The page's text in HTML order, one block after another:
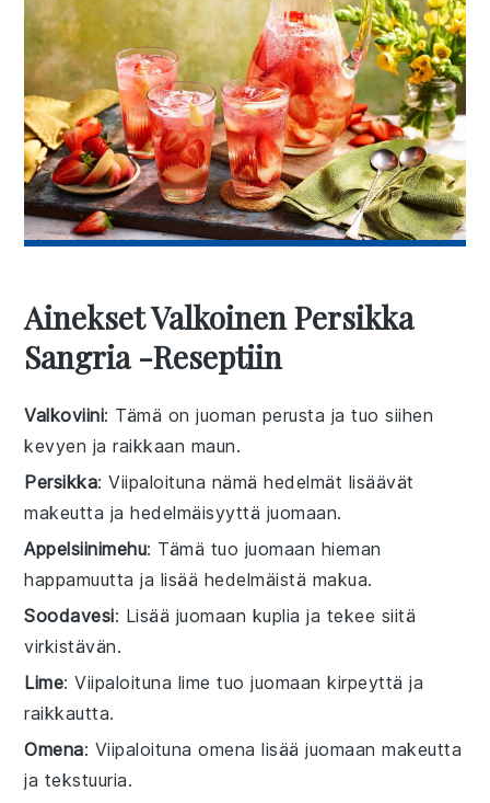
Ainekset Valkoinen Persikka
Sangria -reseptiin
Valkoviini: Tämä on juoman perusta ja tuo siihen
kevyen ja raikkaan maun.
Persikka: Viipaloituna nämä hedelmät lisäävät
makeutta ja hedelmäisyyttä juomaan.
Appelsiinimehu: Tämä tuo juomaan hieman
happamuutta ja lisää hedelmäistä makua.
Soodavesi: Lisää juomaan kuplia ja tekee siitä
virkistävän.
Lime: Viipaloituna lime tuo juomaan kirpeyttä ja
raikkautta.
Omena: Viipaloituna omena lisää juomaan makeutta
ja tekstuuria.